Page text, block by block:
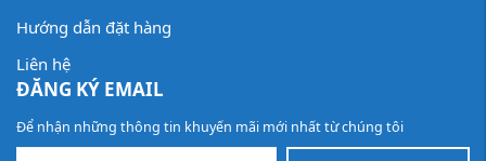
Hướng dẫn đặt hàng
Liên hệ
ĐĂNG KÝ EMAIL
Để nhận những thông tin khuyến mãi mới nhất từ chúng tôi